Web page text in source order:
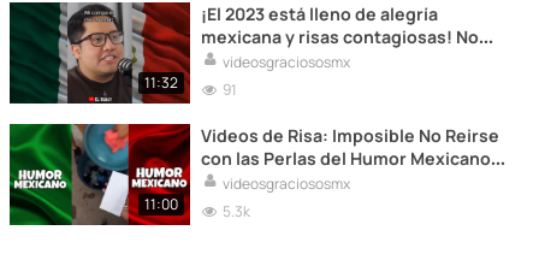
11:32
¡El 2023 está lleno de alegría
mexicana y risas contagiosas! No
podrás evitar reír a carcajadas
mientras observas las situaciones
ingeniosos de México en este
emocionante video.
videosgraciososmx
91
11:00
Videos de Risa: Imposible No Reirse
con las Perlas del Humor Mexicano
2023videosgraciososmx
5.3k